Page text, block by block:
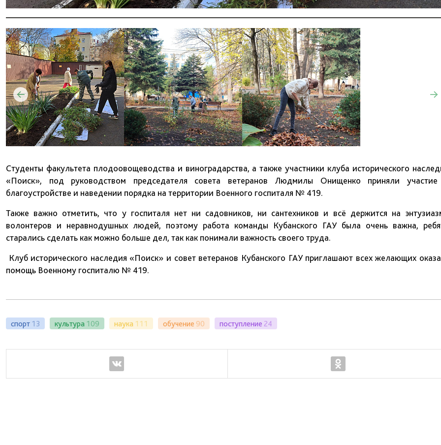
Студенты факультета плодоовощеводства и виноградарства, а также участники клуба исторического
«Поиск», под руководством председателя совета ветеранов Людмилы Онищенко приняли
благоустройстве и наведении порядка на территории Военного госпиталя № 419.
Также важно отметить, что у госпиталя нет ни садовников, ни сантехников и всё держится на
волонтеров и неравнодушных людей, поэтому работа команды Кубанского ГАУ была очень важна,
старались сделать как можно больше дел, так как понимали важность своего труда.
Клуб исторического наследия «Поиск» и совет ветеранов Кубанского ГАУ приглашают всех желающих
помощь Военному госпиталю № 419.
спорт 13 культура 109 наука 111 обучение 90 поступление 24